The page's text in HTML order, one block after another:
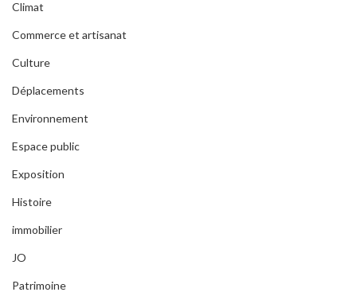
Climat
Commerce et artisanat
Culture
Déplacements
Environnement
Espace public
Exposition
Histoire
immobilier
JO
Patrimoine